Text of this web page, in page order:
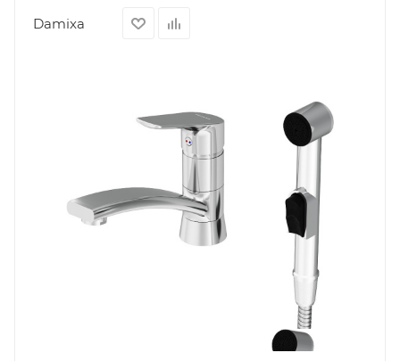
Damixa